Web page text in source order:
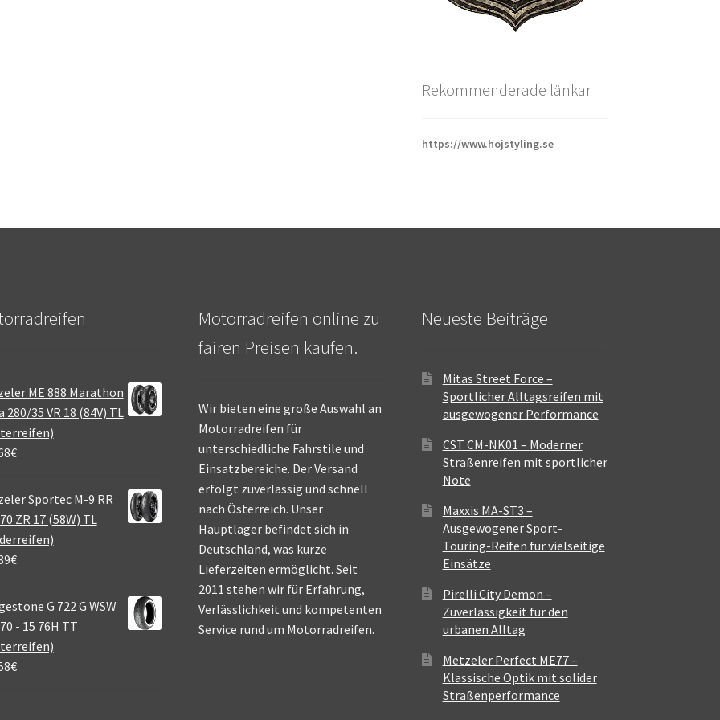
Rekommenderade länkar
https://www.hojstyling.se
ME 888 Marathon
280/35 VR 18 (84V) TL
€
Sportec M-9 RR
ZR 17 (58W) TL
€
G 722 G WSW
- 15 76H TT
€
Motorradreifen online zu
fairen Preisen kaufen.
Wir bieten eine große Auswahl an
Motorradreifen für
unterschiedliche Fahrstile und
Einsatzbereiche. Der Versand
erfolgt zuverlässig und schnell
nach Österreich. Unser
Hauptlager befindet sich in
Deutschland, was kurze
Lieferzeiten ermöglicht. Seit
2011 stehen wir für Erfahrung,
Verlässlichkeit und kompetenten
Service rund um Motorradreifen.
Neueste Beiträge
Mitas Street Force –
Sportlicher Alltagsreifen mit
ausgewogener Performance
CST CM-NK01 – Moderner
Straßenreifen mit sportlicher
Note
Maxxis MA-ST3 –
Ausgewogener Sport-
Touring-Reifen für vielseitige
Einsätze
Pirelli City Demon –
Zuverlässigkeit für den
urbanen Alltag
Metzeler Perfect ME77 –
Klassische Optik mit solider
Straßenperformance